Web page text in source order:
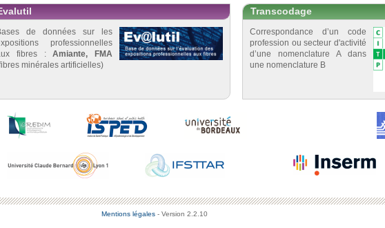
de données sur les
professionnelles
fibres :Amiante, FMA
minérales artificielles)
Transcodage
Correspondance d’un code
profession ou secteur d'activité
d’une nomenclature A dans
une nomenclature B
Mentions légales - Version 2.2.10